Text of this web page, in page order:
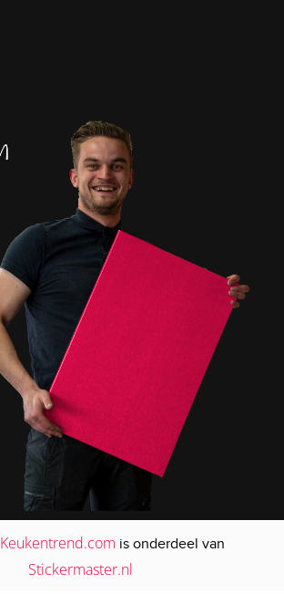
Keukentrend.com is onderdeel van
Stickermaster.nl